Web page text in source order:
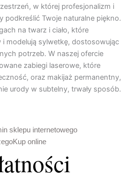
w której profesjonalizm i
podkreślić Twoje naturalne piękno.
na twarz i ciało, które
modelują sylwetkę, dostosowując
potrzeb. W naszej ofercie
zabiegi laserowe, które
oraz makijaż permanentny,
urody w subtelny, trwały sposób.
sklepu internetowego
Kup online